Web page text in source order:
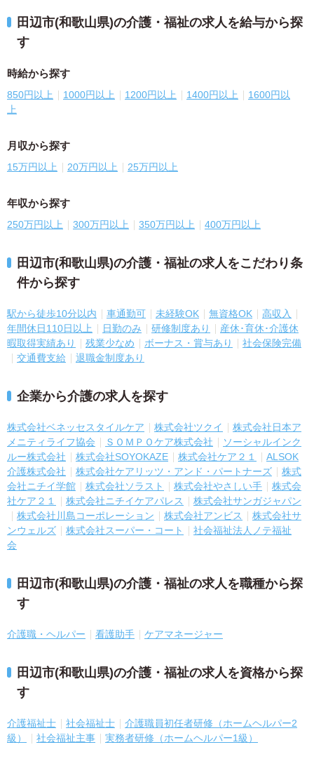
田辺市(和歌山県)の介護・福祉の求人を給与から探
す
時給から探す
850円以上 1000円以上 1200円以上 1400円以上
1600円以
上
月収から探す
15万円以上 20万円以上 25万円以上
年収から探す
250万円以上 300万円以上 350万円以上 400万円以上
田辺市(和歌山県)の介護・福祉の求人をこだわり条
件から探す
駅から徒歩10分以内 車通勤可 未経験OK 無資格OK
高収入
年間休日110日以上
日勤のみ 研修制度あり
産休･育休･介護休
暇取得実績あり
残業少なめ ボーナス・賞与あり
社会保険完備
交通費支給
退職金制度あり
企業から介護の求人を探す
株式会社ベネッセスタイルケア 株式会社ツクイ
株式会社日本ア
メニティライフ協会
ＳＯＭＰＯケア株式会社
ソーシャルインク
ルー株式会社
株式会社SOYOKAZE 株式会社ケア２１
ALSOK
介護株式会社
株式会社ケアリッツ・アンド・パートナーズ
株式
会社ニチイ学館
株式会社ソラスト 株式会社やさしい手
株式会
社ケア２１
株式会社ニチイケアパレス
株式会社サンガジャパン
株式会社川島コーポレーション
株式会社アンビス
株式会社サ
ンウェルズ
株式会社スーパー・コート
社会福祉法人ノテ福祉
会
田辺市(和歌山県)の介護・福祉の求人を職種から探
す
介護職・ヘルパー 看護助手 ケアマネージャー
田辺市(和歌山県)の介護・福祉の求人を資格から探
す
介護福祉士 社会福祉士
介護職員初任者研修（ホームヘルパー2
級）
社会福祉主事 実務者研修（ホームヘルパー1級）